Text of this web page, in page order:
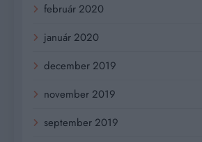
február 2020
január 2020
december 2019
november 2019
september 2019